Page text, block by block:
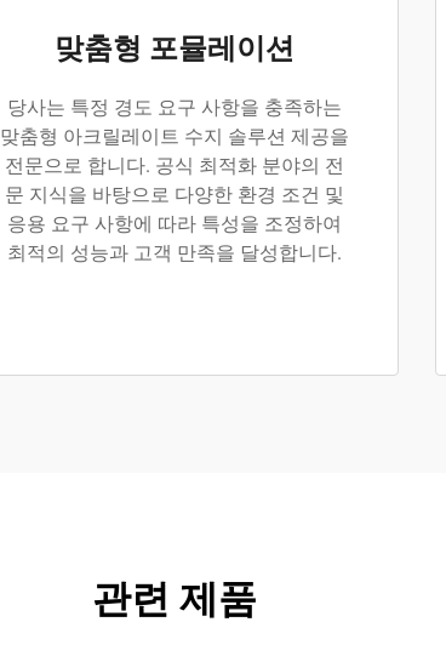
맞춤형 포뮬레이션
당사는 특정 경도 요구 사항을 충족하는
맞춤형 아크릴레이트 수지 솔루션 제공을
전문으로 합니다. 공식 최적화 분야의 전
문 지식을 바탕으로 다양한 환경 조건 및
응용 요구 사항에 따라 특성을 조정하여
최적의 성능과 고객 만족을 달성합니다.
관련 제품